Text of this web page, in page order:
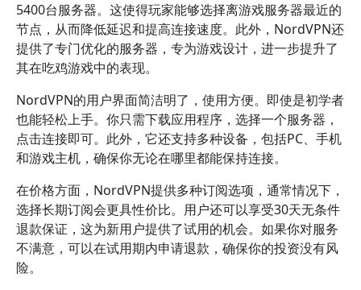
5400台服务器。这使得玩家能够选择离游戏服务器最近的
节点，从而降低延迟和提高连接速度。此外，NordVPN还
提供了专门优化的服务器，专为游戏设计，进一步提升了
其在吃鸡游戏中的表现。
NordVPN的用户界面简洁明了，使用方便。即使是初学者
也能轻松上手。你只需下载应用程序，选择一个服务器，
点击连接即可。此外，它还支持多种设备，包括PC、手机
和游戏主机，确保你无论在哪里都能保持连接。
在价格方面，NordVPN提供多种订阅选项，通常情况下，
选择长期订阅会更具性价比。用户还可以享受30天无条件
退款保证，这为新用户提供了试用的机会。如果你对服务
不满意，可以在试用期内申请退款，确保你的投资没有风
险。